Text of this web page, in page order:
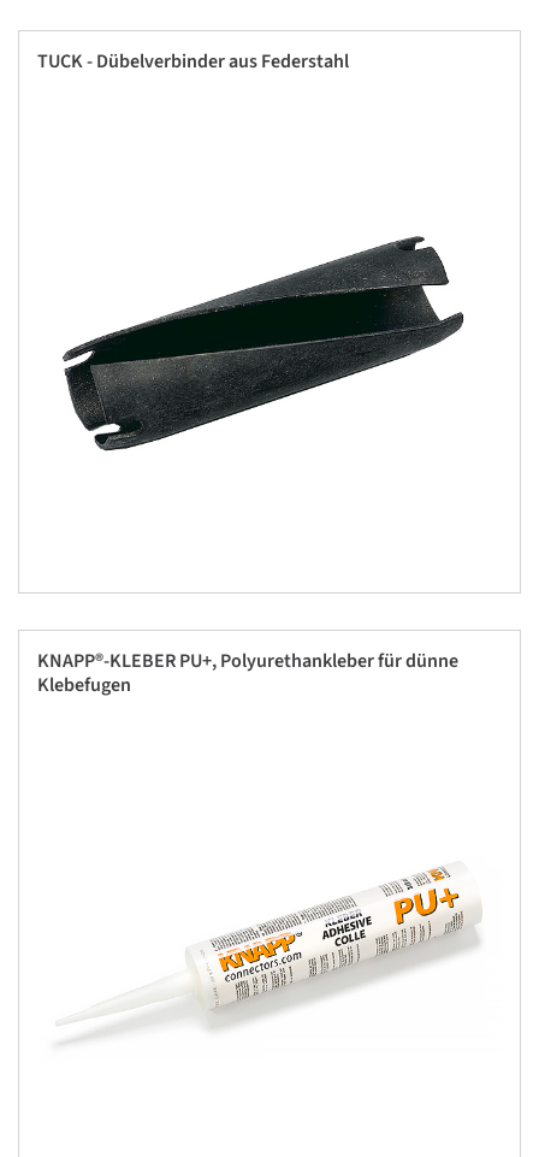
TUCK - Dübelverbinder aus Federstahl
KNAPP®-KLEBER PU+, Polyurethankleber für dünne
Klebefugen